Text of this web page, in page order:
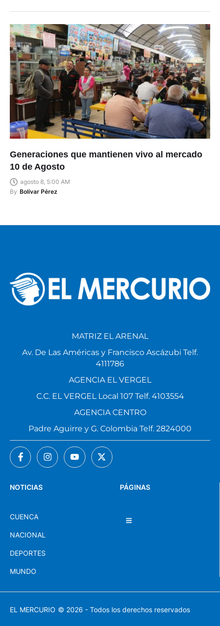
Generaciones que mantienen vivo al mercado
10 de Agosto
agosto 8, 5:00 AM
By Bolívar Pérez
PÁGINAS
NOTICIAS
CUENCA
NACIONAL
DEPORTES
MUNDO
MATRIZ EL ARENAL
Av. De Las Américas y Francisco Ascázubi Telf.
4111786
AGENCIA EL VERGEL
C.C. EL VERGEL Local 107 Telf. 4103554
AGENCIA CENTRO
Padre Aguirre y G. Colombia Telf. 2824000
EL MERCURIO © 2026 - Todos los derechos reservados